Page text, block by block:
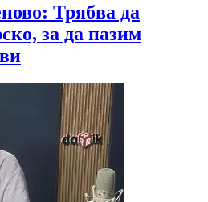
Трябва да
за да пазим